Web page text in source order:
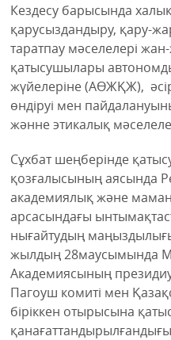
Кездесу барысында
қарусыздандыру, қару-
таратпау мәселелері
қатысушылары
жүйелеріне (АӨЖҚЖ),
өндіруі мен
жәнне этикалық
Сұхбат шеңберінде
қозғалысының аясында
академиялық және
арсасындағы
нығайтудың
жылдың 28маусымында
Академиясының
Пагоуш комиті мен
біріккен отырысына